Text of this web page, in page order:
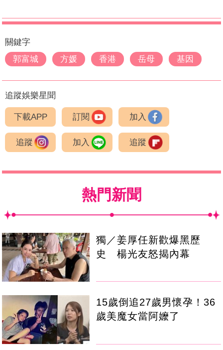
關鍵字
郭富城
方媛 香港 岳母 基因
追蹤娛樂星聞
下載APP 訂閱 加入
追蹤 加入 追蹤
熱門新聞
獨／姜厚任新歡爆黑歷
史 楊光友怒揭內幕
15歲倒追27歲男懷孕！36
歲美魔女當阿嬤了